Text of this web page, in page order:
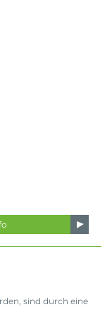
sind durch eine